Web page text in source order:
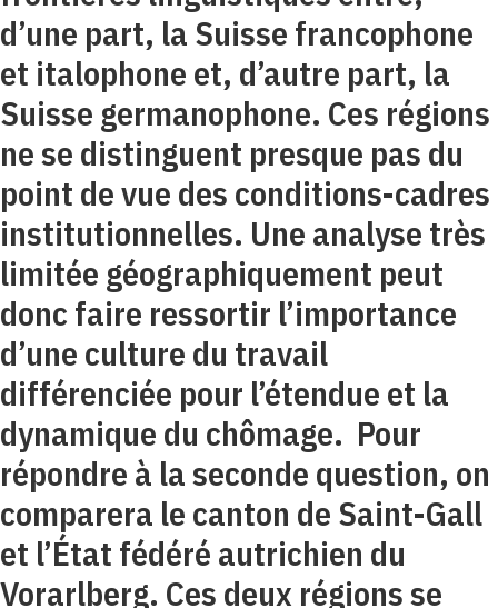
d’une part, la Suisse francophone
et italophone et, d’autre part, la
Suisse germanophone. Ces régions
ne se distinguent presque pas du
point de vue des conditions-cadres
institutionnelles. Une analyse très
limitée géographiquement peut
donc faire ressortir l’importance
d’une culture du travail
différenciée pour l’étendue et la
dynamique du chômage. Pour
répondre à la seconde question, on
comparera le canton de Saint-Gall
et l’État fédéré autrichien du
Vorarlberg. Ces deux régions se